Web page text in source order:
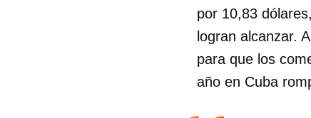
por 10,83
logran alcanzar.
para que los
año en Cuba